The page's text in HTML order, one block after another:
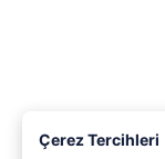
Çerez Tercihleri